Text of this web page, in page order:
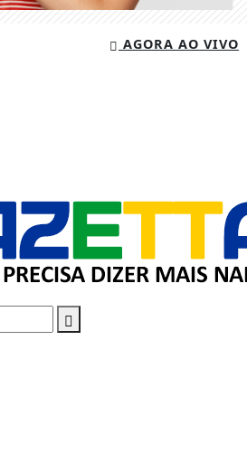
AGORA AO VIVO